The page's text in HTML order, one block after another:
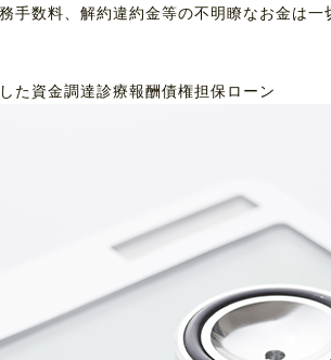
手数料、解約違約金等の不明瞭なお金は一
た資金調達診療報酬債権担保ローン